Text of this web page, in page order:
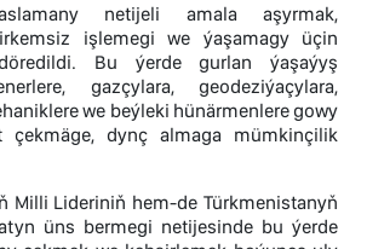
netijeli amala aşyrmak,
işlemegi we ýaşamagy üçin
Bu ýerde gurlan ýaşaýyş
gazçylara, geodeziýaçylara,
we beýleki hünärmenlere gowy
çekmäge, dynç almaga mümkinçilik
Milli Lideriniň hem-de Türkmenistanyň
üns bermegi netijesinde bu ýerde